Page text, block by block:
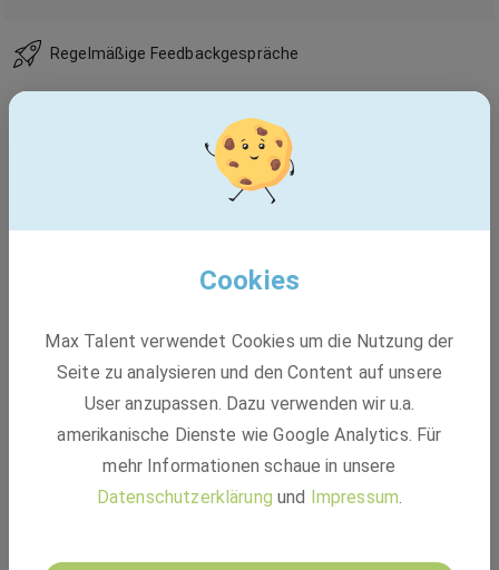
Regelmäßige Feedbackgespräche
Projektverantwortung
Lange Betriebszugehörigkeit
Mitarbeiter-Events
Aufzug
Homeoffice möglich
Cookies
Max Talent verwendet Cookies um die Nutzung der
Seite zu analysieren und den Content auf unsere
User anzupassen. Dazu verwenden wir u.a.
amerikanische Dienste wie Google Analytics. Für
mehr Informationen schaue in unsere
Datenschutzerklärung und Impressum.